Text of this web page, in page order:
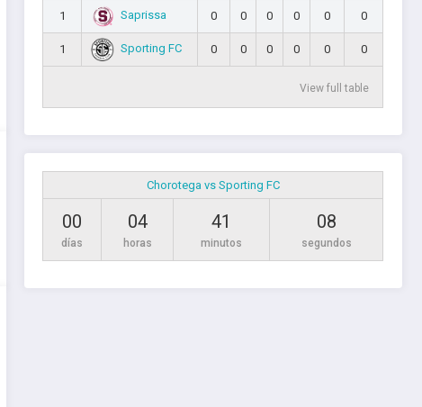
1 Saprissa 0 0 0 0 0 0
1 Sporting FC 0 0 0 0 0 0
View full table
Chorotega vs Sporting FC
00
días
04
horas
41
minutos
07
segundos